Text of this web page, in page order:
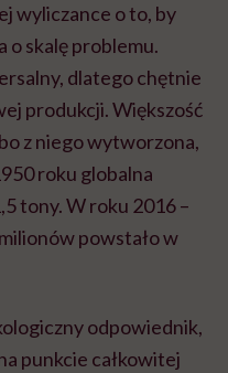
wyliczance o to, by
o skalę problemu.
dlatego chętnie
produkcji. Większość
z niego wytworzona,
roku globalna
tony. W roku 2016 –
powstało w
odpowiednik,
punkcie całkowitej